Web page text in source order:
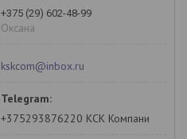
+375 (29) 602-48-99
Оксана
kskcom@inbox.ru
+375293876220 КСК Компани